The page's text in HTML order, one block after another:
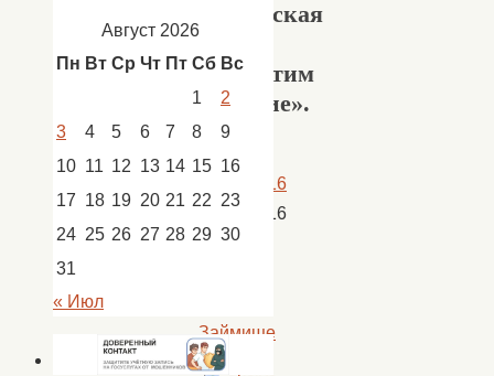
творческая
«Защитим
будущие».
23.12.2016
23.12.2016
Новости
Займище
Август 2026
Пн Вт Ср Чт Пт Сб Вс
1
2
3
4 5 6 7 8
9
10 11 12 13 14 15 16
17 18 19 20 21 22 23
24 25 26 27 28 29 30
31
« Июл